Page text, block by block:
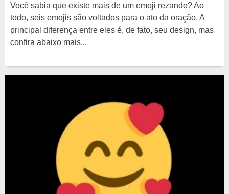
Você sabia que existe mais de um emoji rezando? Ao
todo, seis emojis são voltados para o ato da oração. A
principal diferença entre eles é, de fato, seu design, mas
confira abaixo mais...